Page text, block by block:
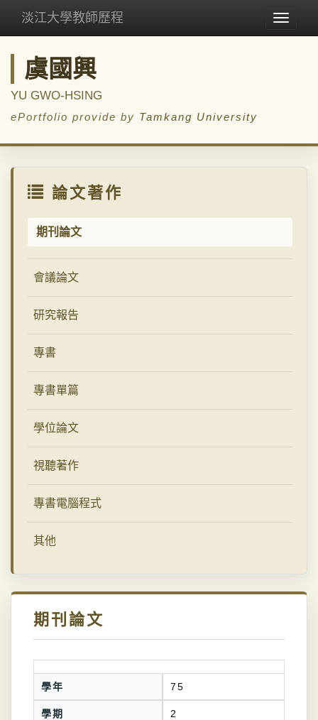
Toggle
淡江大學教師歷程
虞國興
YU GWO-HSING
ePortfolio provide by Tamkang University
論文著作
期刊論文
會議論文
研究報告
專書
專書單篇
學位論文
視聽著作
專書電腦程式
其他
期刊論文
學年 75
學期 2